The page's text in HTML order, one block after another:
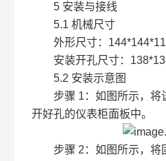
5 安装与接线
5.1 机械尺寸
外形尺寸：
安装开孔尺寸：
5.2 安装示意图
步骤 1：如图所示，将
开好孔的仪表柜面板中。
步骤 2：如图所示，将